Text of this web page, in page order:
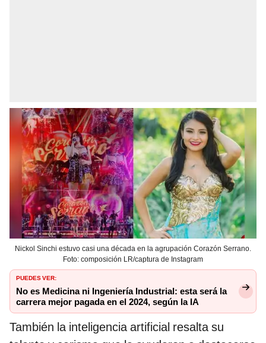
Nickol Sinchi estuvo casi una década en la agrupación Corazón Serrano.
Foto: composición LR/captura de Instagram
PUEDES VER:
No es Medicina ni Ingeniería Industrial: esta será la
carrera mejor pagada en el 2024, según la IA
También la inteligencia artificial resalta su